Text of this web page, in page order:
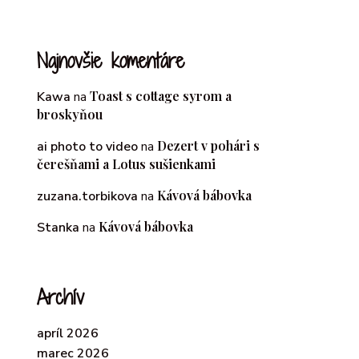
Najnovšie komentáre
Kawa na Toast s cottage syrom a
broskyňou
ai photo to videona Dezert v pohári s
čerešňami a Lotus sušienkami
zuzana.torbikova na Kávová bábovka
Stanka na Kávová bábovka
Archív
apríl 2026
marec 2026